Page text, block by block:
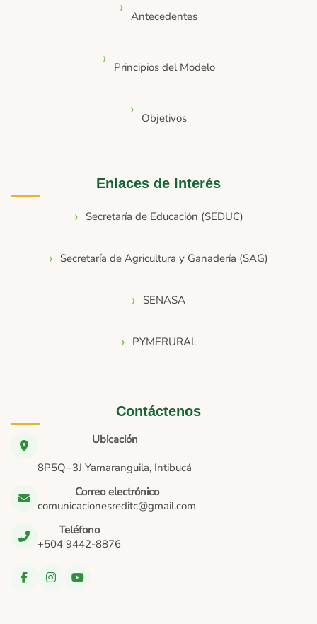
Antecedentes
Principios del Modelo
Objetivos
Enlaces de Interés
Secretaría de Educación (SEDUC)
Secretaría de Agricultura y Ganadería (SAG)
SENASA
PYMERURAL
Contáctenos
Ubicación
8P5Q+3J Yamaranguila, Intibucá
Correo electrónico
comunicacionesreditc@gmail.com
Teléfono
+504 9442-8876